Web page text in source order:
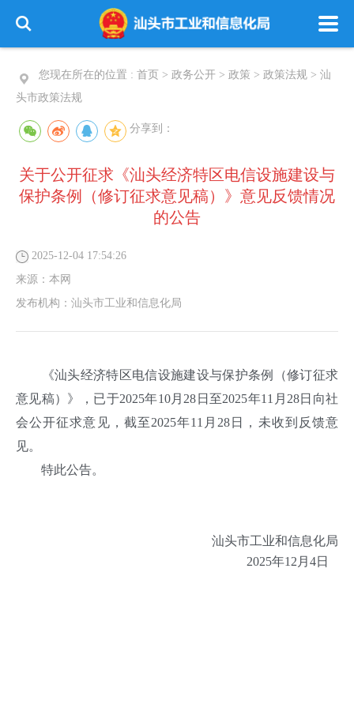
您现在所在的位置 : 首页 > 政务公开 > 政策 > 政策法规 > 汕
头市政策法规
分享到：
关于公开征求《汕头经济特区电信设施建设与
保护条例（修订征求意见稿）》意见反馈情况
的公告
2025-12-04 17:54:26
来源： 本网
发布机构： 汕头市工业和信息化局
《汕头经济特区电信设施建设与保护条例（修订征求
意见稿）》，已于2025年10月28日至2025年11月28日向社
会公开征求意见，截至2025年11月28日，未收到反馈意
见。
特此公告。
汕头市工业和信息化局
2025年12月4日